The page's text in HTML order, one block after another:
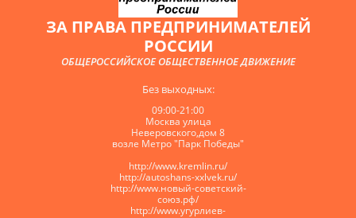
ЗА ПРАВА ПРЕДПРИНИМАТЕЛЕЙ
РОССИИ
ОБЩЕРОССИЙСКОЕ ОБЩЕСТВЕННОЕ ДВИЖЕНИЕ
Без выходных:
09:00-21:00
Москва улица
Неверовского,дом 8
возле Метро "Парк Победы"
http://www.kremlin.ru/
http://autoshans-xxlvek.ru/
​http://www.новый-советский-
союз.рф/
http://www.угурлиев-